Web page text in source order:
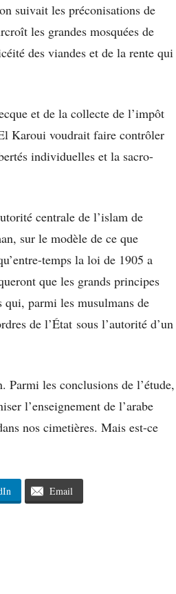
suivait les préconisations de
les grandes mosquées de
des viandes et de la rente qui
et de la collecte de l’impôt
Karoui voudrait faire contrôler
individuelles et la sacro-
centrale de l’islam de
sur le modèle de ce que
temps la loi de 1905 a
que les grands principes
qui, parmi les musulmans de
de l’État sous l’autorité d’un
Parmi les conclusions de l’étude,
l’enseignement de l’arabe
nos cimetières. Mais est-ce
Email